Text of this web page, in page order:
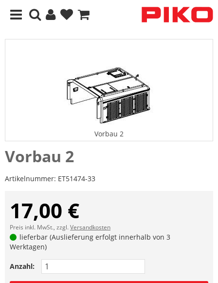
Vorbau 2
Vorbau 2
Artikelnummer: ET51474-33
17,00 €
Preis inkl. MwSt., zzgl.Versandkosten
lieferbar (Auslieferung erfolgt innerhalb von 3
Werktagen)
Anzahl: